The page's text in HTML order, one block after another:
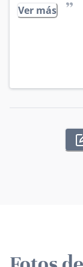
Ver más
”